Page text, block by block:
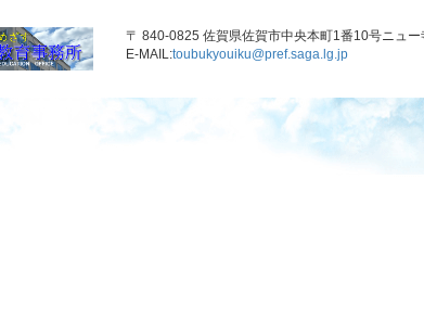
〒 840-0825 佐賀県佐賀市中央本町1番10号ニュ
E-MAIL:toubukyouiku@pref.saga.lg.jp